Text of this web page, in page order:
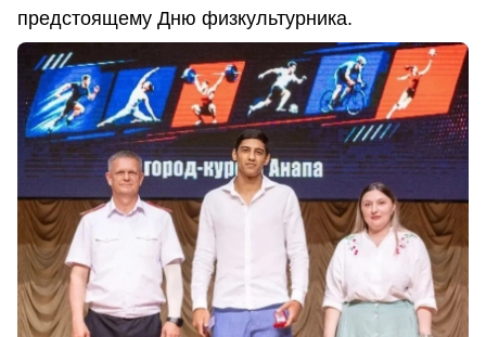
предстоящему Дню физкультурника.